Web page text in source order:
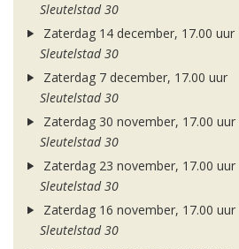
Sleutelstad 30
Zaterdag 14 december, 17.00 uur
Sleutelstad 30
Zaterdag 7 december, 17.00 uur
Sleutelstad 30
Zaterdag 30 november, 17.00 uur
Sleutelstad 30
Zaterdag 23 november, 17.00 uur
Sleutelstad 30
Zaterdag 16 november, 17.00 uur
Sleutelstad 30